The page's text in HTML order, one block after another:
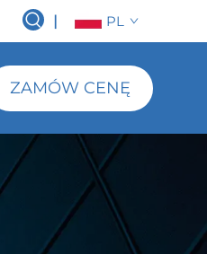
| PL
ZAMÓW CENĘ